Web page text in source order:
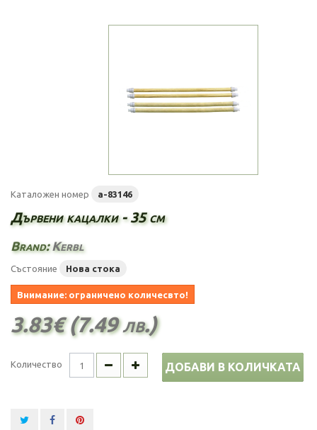
Каталожен номер a-83146
Дървени кацалки - 35 см
Brand:Kerbl
Състояние Нова стока
Внимание: ограничено количесвто!
3.83€ (7.49 лв.)
Количество ДОБАВИ В КОЛИЧКАТА